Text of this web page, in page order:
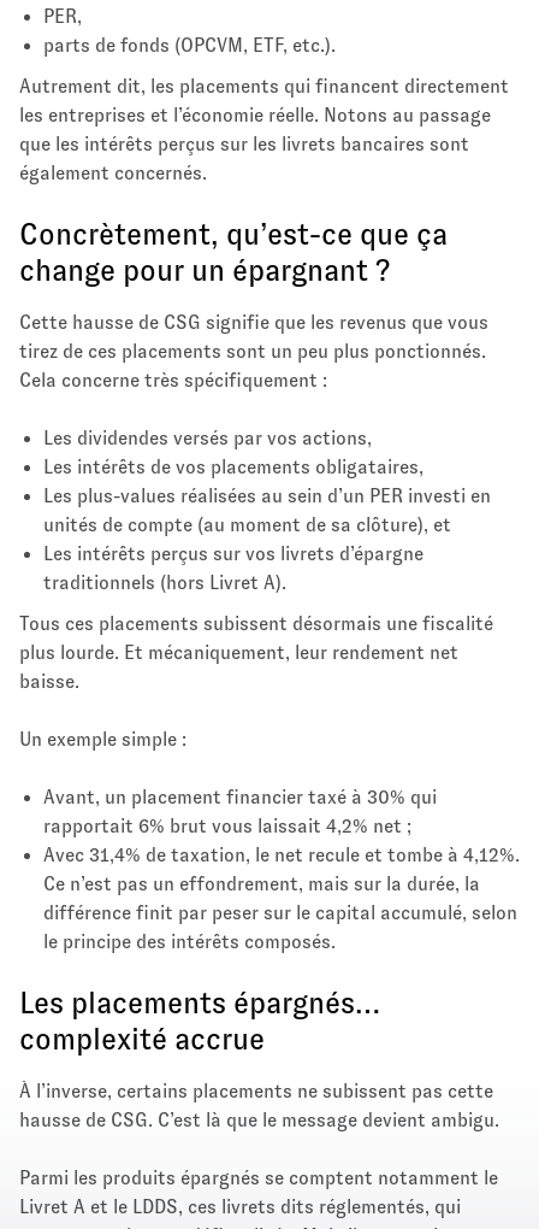
PER,
parts de fonds (OPCVM, ETF, etc.).
Autrement dit, les placements qui financent directement
les entreprises et l’économie réelle. Notons au passage
que les intérêts perçus sur les livrets bancaires sont
également concernés.
Concrètement, qu’est-ce que ça
change pour un épargnant ?
Cette hausse de CSG signifie que les revenus que vous
tirez de ces placements sont un peu plus ponctionnés.
Cela concerne très spécifiquement :
Les dividendes versés par vos actions,
Les intérêts de vos placements obligataires,
Les plus-values réalisées au sein d’un PER investi en
unités de compte (au moment de sa clôture), et
Les intérêts perçus sur vos livrets d’épargne
traditionnels (hors Livret A).
Tous ces placements subissent désormais une fiscalité
plus lourde. Et mécaniquement, leur rendement net
baisse.
Un exemple simple :
Avant, un placement financier taxé à 30% qui
rapportait 6% brut vous laissait 4,2% net ;
Avec 31,4% de taxation, le net recule et tombe à 4,12%.
Ce n’est pas un effondrement, mais sur la durée, la
différence finit par peser sur le capital accumulé, selon
le principe des intérêts composés.
Les placements épargnés…
complexité accrue
À l’inverse, certains placements ne subissent pas cette
hausse de CSG. C’est là que le message devient ambigu.
Parmi les produits épargnés se comptent notamment le
Livret A et le LDDS, ces livrets dits réglementés, qui